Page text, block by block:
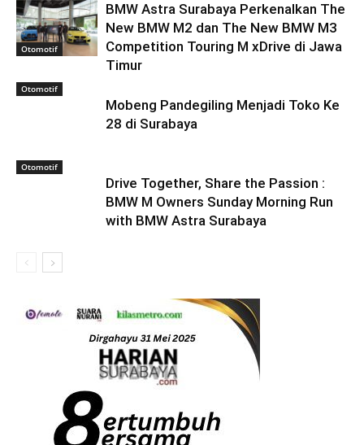
Otomotif
BMW Astra Surabaya Perkenalkan The
New BMW M2 dan The New BMW M3
Competition Touring M xDrive di Jawa
Timur
Otomotif
Mobeng Pandegiling Menjadi Toko Ke
28 di Surabaya
Otomotif
Drive Together, Share the Passion :
BMW M Owners Sunday Morning Run
with BMW Astra Surabaya